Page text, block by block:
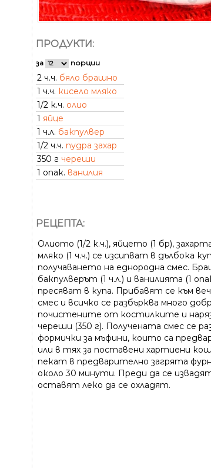
ПРОДУКТИ:
за порции
2 ч.ч. бяло брашно
1 ч.ч. кисело мляко
1/2 к.ч. олио
1 яйце
1 ч.л. бакпулвер
1/2 ч.ч. пудра захар
350 г череши
1 опак. ванилия
РЕЦЕПТА:
Олиото (1/2 к.ч.), яйцето (1 бр),
мляко (1 ч.ч.) се изсипват в дълбока
получаването на еднородна смес.
бакпулверът (1 ч.л.) и ванилията (1
пресяват в купа. Прибавят се към
смес и всичко се разбърква много
почистените от костилките и
череши (350 г). Получената смес се
формички за мъфини, които са
или в тях за поставени хартиени
пекат в предварително загрята
около 30 минути. Преди да се
оставят леко да се охладят.